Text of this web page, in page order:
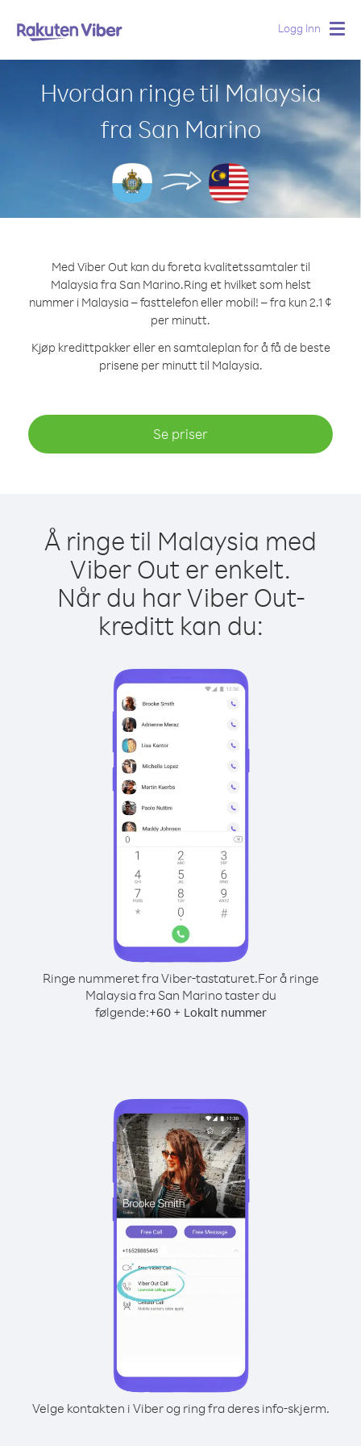
Logg Inn
Hvordan ringe til Malaysia
fra San Marino
Med Viber Out kan du foreta kvalitetssamtaler til
Malaysia fra San Marino.Ring et hvilket som helst
nummer i Malaysia – fasttelefon eller mobil! – fra kun 2.1 ¢
per minutt.
Kjøp kredittpakker eller en samtaleplan for å få de beste
prisene per minutt til Malaysia.
Se priser
Å ringe til Malaysia med
Viber Out er enkelt.
Når du har Viber Out-
kreditt kan du:
Ringe nummeret fra Viber-tastaturet.For å ringe
Malaysia fra San Marino taster du
følgende:+60+ Lokalt nummer
Velge kontakten i Viber og ring fra deres info-skjerm.